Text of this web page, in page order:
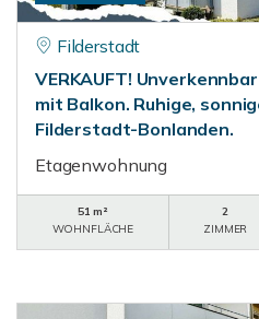
Filderstadt
VERKAUFT!
mit Balkon. Ruhige,
Filderstadt-Bonlanden.
Etagenwohnung
51 m²
WOHNFLÄCHE
2
ZIMMER